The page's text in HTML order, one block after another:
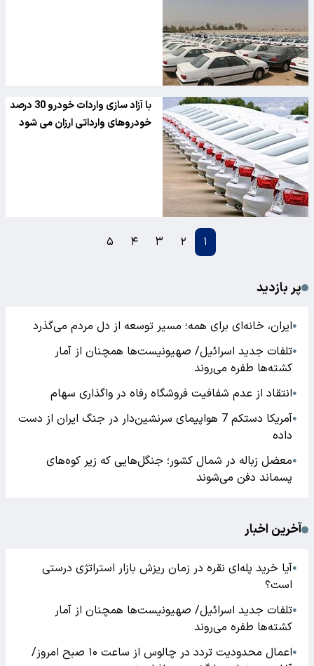
با آزاد سازی واردات خودرو 30 درصد
خودروهای وارداتی ارزان می شود
۱ ۲ ۳ ۴ ۵
پر بازدید
●ایران، خانه‌ای برای همه؛ مسیر توسعه از دل مردم می‌گذرد
●تلفات جدید اسرائیل/ صهیونیست‌ها همچنان از آمار
کشته‌ها طفره می‌روند
●انتقاد از عدم شفافیت فروشگاه رفاه در واگذاری سهام
●
آمریکا دستکم 7 هواپیمای سرنشین‌دار در جنگ ایران از دست
داده
●معضل زباله در شمال کشور؛ جنگل‌هایی که زیر کوه‌های
پسماند دفن می‌شوند
آخرین اخبار
●آیا خرید پله‌ای نقره در زمان ریزش بازار استراتژی درستی
است؟
●تلفات جدید اسرائیل/ صهیونیست‌ها همچنان از آمار
کشته‌ها طفره می‌روند
●
اعمال محدودیت تردد در چالوس از ساعت ۱۰ صبح امروز/